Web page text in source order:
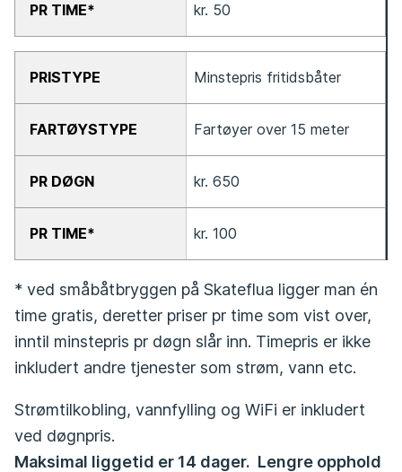
kr. 50
Minstepris fritidsbåter
Fartøyer over 15 meter
kr. 650
kr. 100
* ved småbåtbryggen på Skateflua ligger man én
time gratis, deretter priser pr time som vist over,
inntil minstepris pr døgn slår inn. Timepris er ikke
inkludert andre tjenester som strøm, vann etc.
Strømtilkobling, vannfylling og WiFi er inkludert
ved døgnpris.
Maksimal liggetid er 14 dager. Lengre opphold